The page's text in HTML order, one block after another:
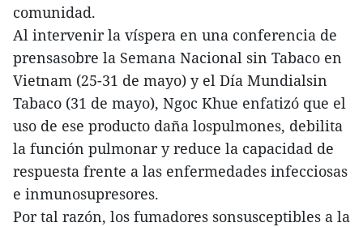
comunidad.
Al intervenir la víspera en una conferencia de
prensasobre la Semana Nacional sin Tabaco en
Vietnam (25-31 de mayo) y el Día Mundialsin
Tabaco (31 de mayo), Ngoc Khue enfatizó que el
uso de ese producto daña lospulmones, debilita
la función pulmonar y reduce la capacidad de
respuesta frente a las enfermedades infecciosas
e inmunosupresores.
Por tal razón, los fumadores sonsusceptibles a la